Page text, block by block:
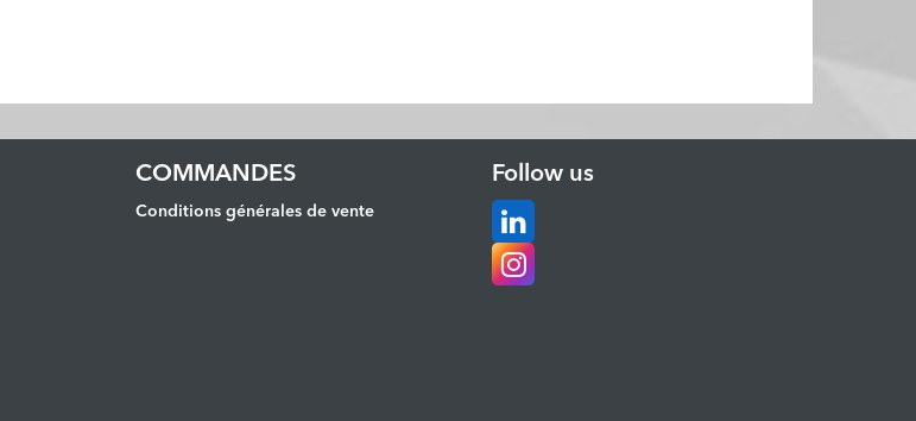
COMMANDES
Conditions générales de vente
Follow us